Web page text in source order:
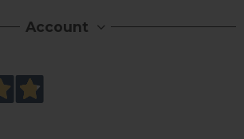
Account